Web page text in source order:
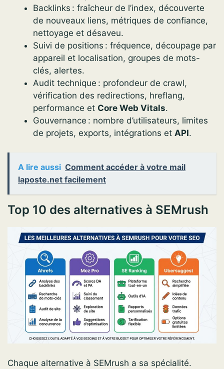
Backlinks : fraîcheur de l’index, découverte
de nouveaux liens, métriques de confiance,
nettoyage et désaveu.
Suivi de positions : fréquence, découpage par
appareil et localisation, groupes de mots-
clés, alertes.
Audit technique : profondeur de crawl,
vérification des redirections, hreflang,
performance et Core Web Vitals.
Gouvernance : nombre d’utilisateurs, limites
de projets, exports, intégrations et API.
A lire aussi Comment accéder à votre mail
laposte.net facilement
Top 10 des alternatives à SEMrush
Chaque alternative à SEMrush a sa spécialité.